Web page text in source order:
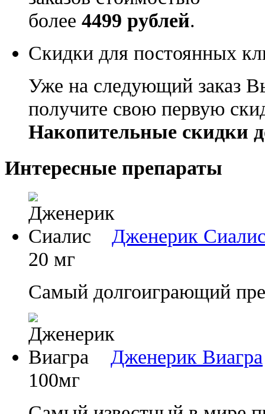
более 4499 рублей.
Скидки для постоянных
Уже на следующий заказ
получите свою первую
Накопительные скидки
Интересные препараты
Дженерик
20 мг
Самый долгоиграющий
Дженерик Виагра
100мг